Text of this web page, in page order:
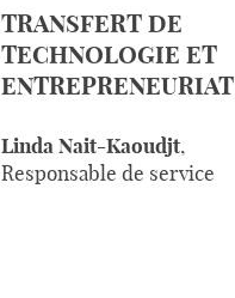
TRANSFERT DE
TECHNOLOGIE ET
ENTREPRENEURIAT
Linda Nait-Kaoudjt,
Responsable de service